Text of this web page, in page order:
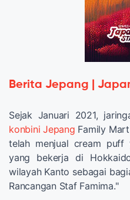
Berita Jepang |
Sejak Januari 2021,
konbini Jepang Family
telah menjual cream
yang bekerja di
wilayah Kanto sebagai
Rancangan Staf Famima."